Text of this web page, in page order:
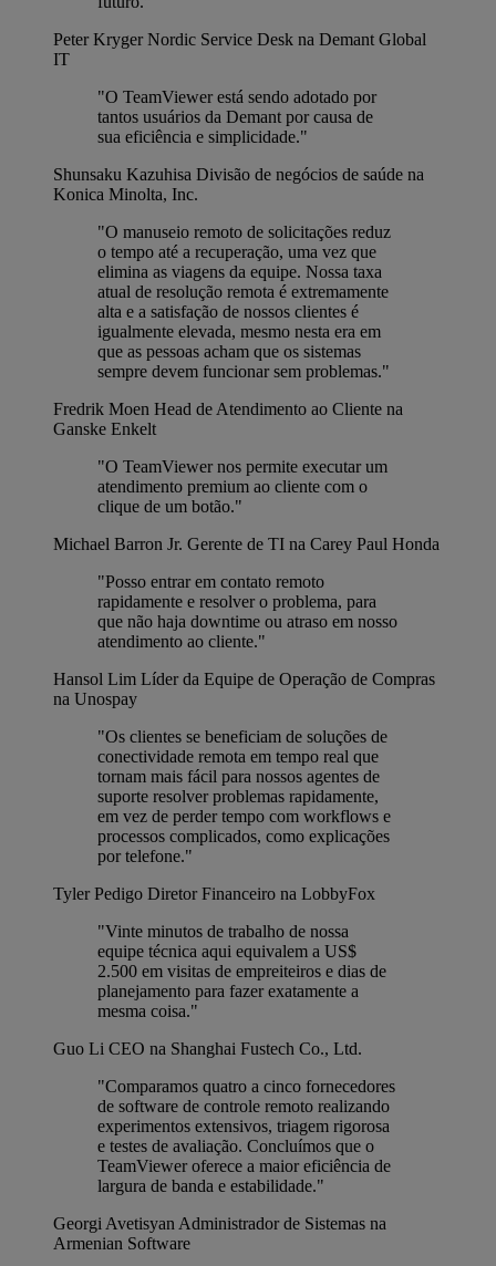
Peter Kryger Nordic Service Desk na Demant Global
IT
"O TeamViewer está sendo adotado por
tantos usuários da Demant por causa de
sua eficiência e simplicidade."
Shunsaku Kazuhisa Divisão de negócios de saúde na
Konica Minolta, Inc.
"O manuseio remoto de solicitações reduz
o tempo até a recuperação, uma vez que
elimina as viagens da equipe. Nossa taxa
atual de resolução remota é extremamente
alta e a satisfação de nossos clientes é
igualmente elevada, mesmo nesta era em
que as pessoas acham que os sistemas
sempre devem funcionar sem problemas."
Fredrik Moen Head de Atendimento ao Cliente na
Ganske Enkelt
"O TeamViewer nos permite executar um
atendimento premium ao cliente com o
clique de um botão."
Michael Barron Jr. Gerente de TI na Carey Paul Honda
"Posso entrar em contato remoto
rapidamente e resolver o problema, para
que não haja downtime ou atraso em nosso
atendimento ao cliente."
Hansol Lim Líder da Equipe de Operação de Compras
na Unospay
"Os clientes se beneficiam de soluções de
conectividade remota em tempo real que
tornam mais fácil para nossos agentes de
suporte resolver problemas rapidamente,
em vez de perder tempo com workflows e
processos complicados, como explicações
por telefone."
Tyler Pedigo Diretor Financeiro na LobbyFox
"Vinte minutos de trabalho de nossa
equipe técnica aqui equivalem a US$
2.500 em visitas de empreiteiros e dias de
planejamento para fazer exatamente a
mesma coisa."
Guo Li CEO na Shanghai Fustech Co., Ltd.
"Comparamos quatro a cinco fornecedores
de software de controle remoto realizando
experimentos extensivos, triagem rigorosa
e testes de avaliação. Concluímos que o
TeamViewer oferece a maior eficiência de
largura de banda e estabilidade."
Georgi Avetisyan Administrador de Sistemas na
Armenian Software